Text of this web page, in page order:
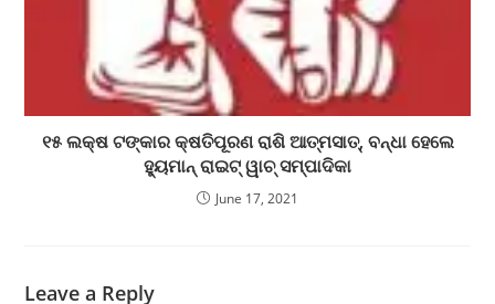
୧୫ ଲକ୍ଷ ଟଙ୍କାର କ୍ଷତିପୂରଣ ରାଶି ଆତ୍ମସାତ୍, ବନ୍ଧା ହେଲେ
ହ୍ୟୁମାନ୍ ରାଇଟ୍ ୱାଚ୍ ସମ୍ପାଦିକା
June 17, 2021
Leave a Reply